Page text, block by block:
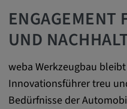
ENGAGEMENT
UND
weba Werkzeugbau
Innovationsführer treu
Bedürfnisse der
Cookie Laufzeit:
1 Jahr
Vimeo